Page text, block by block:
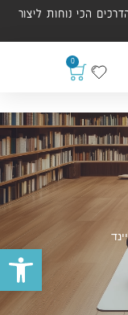
פתח
הכי נוחות ליצור
0